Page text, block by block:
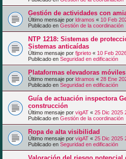
Gestión de actividades con
Último mensaje por ldramos « 10 Feb
Publicado en Gestión de la coordinación
NTP 1218: Sistemas de
Sistemas anticaídas
Último mensaje por fjprieto « 10 Feb
Publicado en Seguridad en edificación
Plataformas elevadoras
Último mensaje por ldramos « 28 Ene
Publicado en Seguridad en edificación
Guía de actuación inspectora
construcción
Último mensaje por vigAT « 25 Dic 2025
Publicado en Gestión de la coordinación
Ropa de alta visibilidad
Último mensaje por vigAT « 25 Dic 2025
Publicado en Seguridad en edificación
Valoración del riesgo potencial